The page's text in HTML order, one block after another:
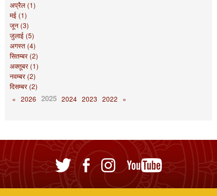
अप्रैल (1)
मई (1)
जून (3)
जुलाई (5)
अगस्त (4)
सितम्बर (2)
अक्तूबर (1)
नवम्बर (2)
दिसम्बर (2)
« 2026 2025 2024 2023 2022 »